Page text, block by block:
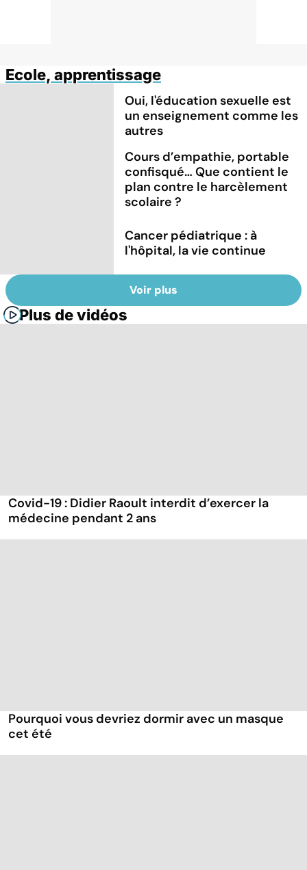
Ecole, apprentissage
Oui, l'éducation sexuelle est
un enseignement comme les
autres
Cours d’empathie, portable
confisqué… Que contient le
plan contre le harcèlement
scolaire ?
Cancer pédiatrique : à
l'hôpital, la vie continue
Voir plus
Plus de vidéos
Covid-19 : Didier Raoult interdit d’exercer la
médecine pendant 2 ans
Pourquoi vous devriez dormir avec un masque
cet été